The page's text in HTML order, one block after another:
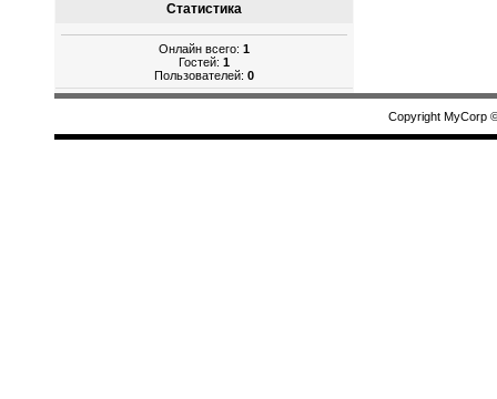
Статистика
Онлайн всего: 1
Гостей: 1
Пользователей: 0
Copyright MyCorp